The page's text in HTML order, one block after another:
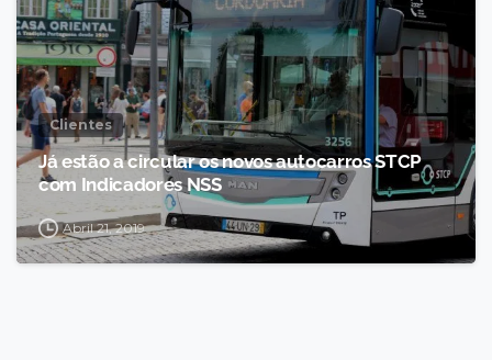
Clientes
Já estão a circular os novos autocarros STCP
com Indicadores NSS
Abril 21, 2019